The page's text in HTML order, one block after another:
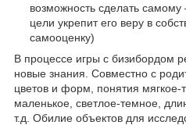
возможность сделать самому
цели укрепит его веру в
самооценку)
В процессе игры с бизибордом
новые знания. Совместно с
цветов и форм, понятия мягкое-
маленькое, светлое-темное,
т.д. Обилие объектов для